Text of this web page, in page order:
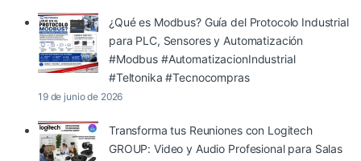
¿Qué es Modbus? Guía del Protocolo Industrial
para PLC, Sensores y Automatización
#Modbus #AutomatizacionIndustrial
#Teltonika #Tecnocompras
19 de junio de 2026
Transforma tus Reuniones con Logitech
GROUP: Video y Audio Profesional para Salas